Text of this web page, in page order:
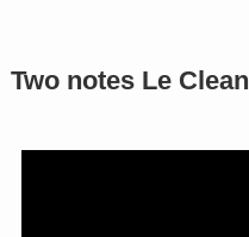
Two notes Le Clean